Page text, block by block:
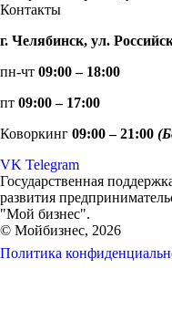
Контакты
г. Челябинск, ул.
пн-чт 09:00 – 18:00
пт 09:00 – 17:00
Коворкинг 09:00 – 21:00
VK Telegram
Государственная
развития
"Мой бизнес".
© Мойбизнес, 2026
Политика